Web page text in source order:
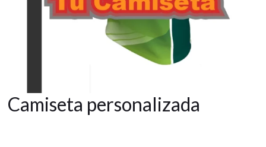
Camiseta personalizada